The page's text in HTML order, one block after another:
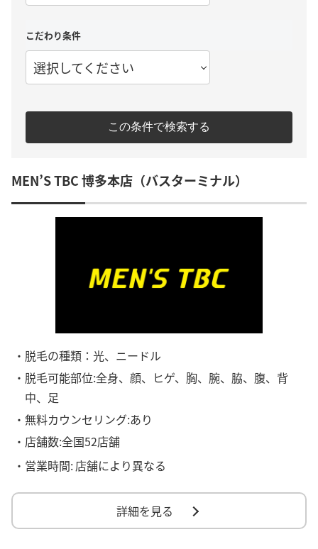
こだわり条件
選択してください
この条件で検索する
MEN’S TBC 博多本店（バスターミナル）
・脱毛の種類：光、ニードル
・脱毛可能部位:全身、顔、ヒゲ、胸、腕、脇、腹、背
中、足
・無料カウンセリング:あり
・店舗数:全国52店舗
・営業時間:店舗により異なる
詳細を見る